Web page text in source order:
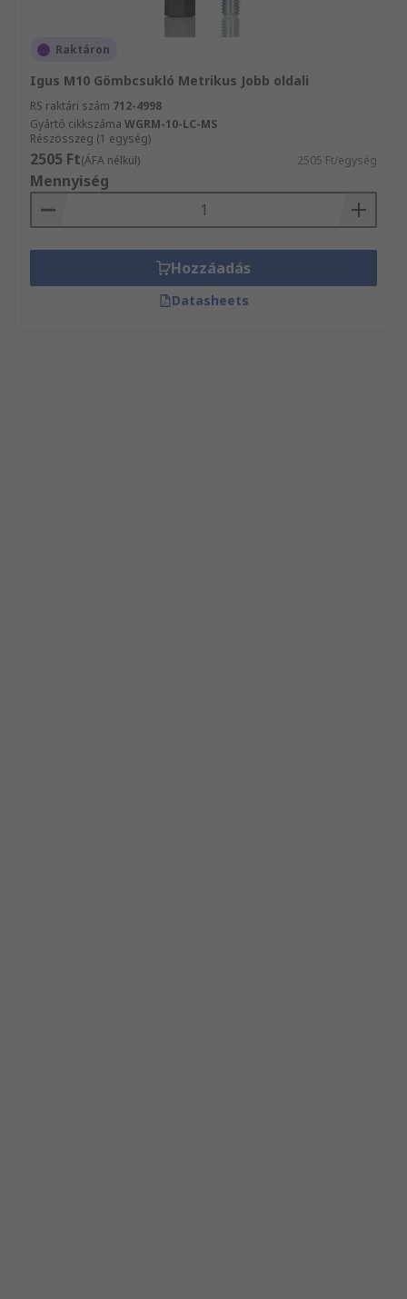
Raktáron
Igus M10 Gömbcsukló Metrikus Jobb oldali
RS raktári szám 712-4998
Gyártó cikkszáma WGRM-10-LC-MS
Részösszeg (1 egység)
2505 Ft(ÁFA nélkül) 2505 Ft/egység
Mennyiség
Hozzáadás
Datasheets